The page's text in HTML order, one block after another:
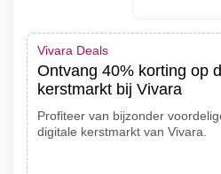
Vivara Deals
Ontvang 40% korting op
kerstmarkt bij Vivara
Profiteer van bijzonder
digitale kerstmarkt van Vivara.